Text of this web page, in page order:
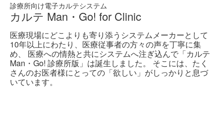
診療所向け電子カルテシステム
カルテ Man・Go! for Clinic
医療現場にどこよりも寄り添うシステムメーカーとして
10年以上にわたり、医療従事者の方々の声を丁寧に集
め、 医療への情熱と共にシステムへ注ぎ込んで「カルテ
Man・Go! 診療所版」は誕生しました。 そこには、たく
さんのお医者様にとっての「欲しい」がしっかりと息づ
いています。